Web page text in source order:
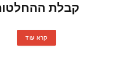
קבלת
קרא עוד